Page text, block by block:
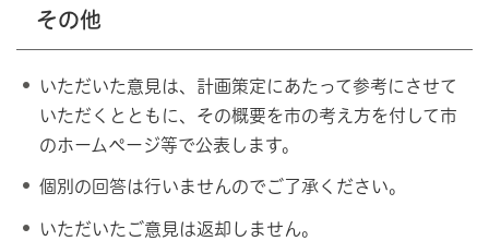
その他
いただいた意見は、計画策定にあたって参考にさせて
いただくとともに、その概要を市の考え方を付して市
のホームページ等で公表します。
個別の回答は行いませんのでご了承ください。
いただいたご意見は返却しません。